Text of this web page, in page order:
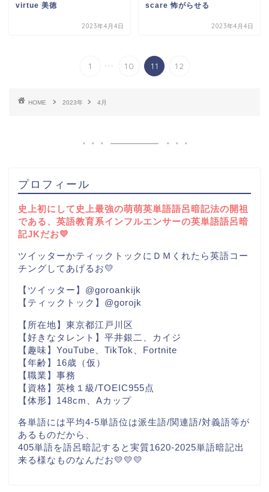
virtue 美徳
2023年4月4日
scare 怖がらせる
2023年4月4日
1 ... 10 11 12
HOME 2023年 4月
プロフィール
史上初にして史上最強の萌萌英単語語呂暗記法の開祖
である、英語教育系インフルエンサーの英単語語呂暗
記JKだお💛
ツイッターかティックトックにＤＭくれたら英語コー
チングしてあげるお💛
【ツイッター】@goroankijk
【ティックトック】@gorojk
【所在地】東京都江戸川区
【好きなタレント】平井銀二、カイジ
【趣味】YouTube、TikTok、Fortnite
【年齢】16歳（仮）
【職業】事務
【資格】英検１級/TOEIC955点
【体形】148cm、Aカップ
各単語には平均4-5単語位は派生語/関連語/対義語等が
あるものだから、
405単語を語呂暗記すると実質1620-2025単語暗記出
来る様なものなんだお💛💛💛